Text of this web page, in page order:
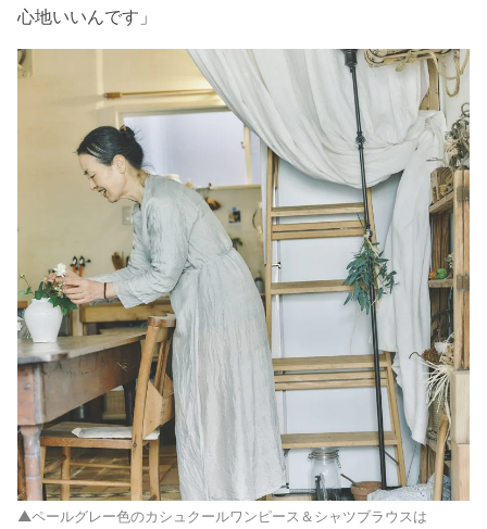
心地いいんです」
▲ペールグレー色のカシュクールワンピース＆シャツブラウスは